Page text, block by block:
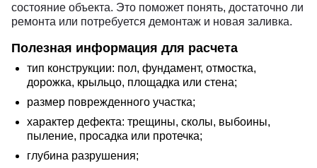
состояние объекта. Это поможет понять, достаточно ли
ремонта или потребуется демонтаж и новая заливка.
Полезная информация для расчета
тип конструкции: пол, фундамент, отмостка,
дорожка, крыльцо, площадка или стена;
размер поврежденного участка;
характер дефекта: трещины, сколы, выбоины,
пыление, просадка или протечка;
глубина разрушения;